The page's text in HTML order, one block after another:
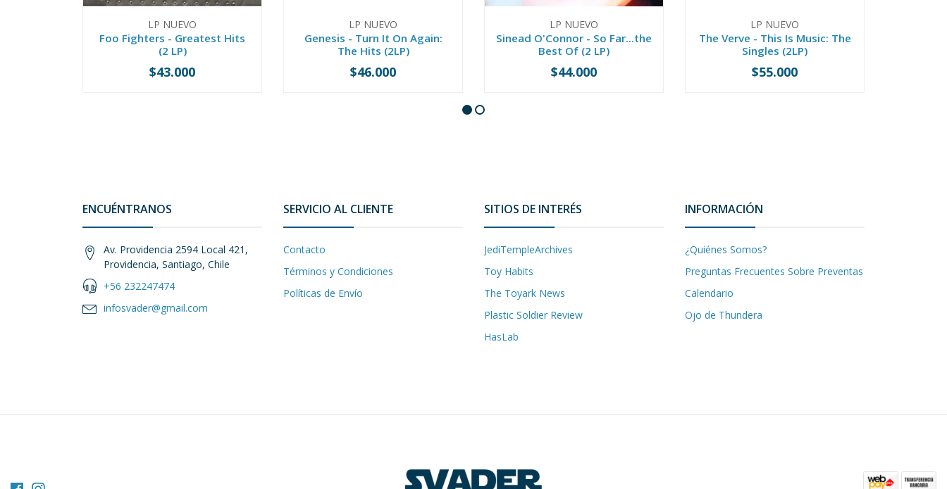
LP NUEVO
Foo Fighters - Greatest Hits
(2 LP)
+
$43.000
LP NUEVO
Genesis - Turn It On Again:
The Hits (2LP)
+
$46.000
LP NUEVO
Sinead O'Connor - So Far...the
Best Of (2 LP)
+
$44.000
LP NUEVO
The Verve - This Is Music: The
Singles (2LP)
+
$55.000
ENCUÉNTRANOS
Av. Providencia 2594 Local 421,
Providencia, Santiago, Chile
+56 232247474
infosvader@gmail.com
SERVICIO AL CLIENTE
Contacto
Términos y Condiciones
Políticas de Envío
SITIOS DE INTERÉS
JediTempleArchives
Toy Habits
The Toyark News
Plastic Soldier Review
HasLab
INFORMACIÓN
¿Quiénes Somos?
Preguntas Frecuentes Sobre Preventas
Calendario
Ojo de Thundera